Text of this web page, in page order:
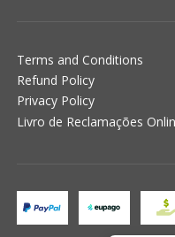
Terms and Conditions
Refund Policy
Privacy Policy
Livro de Reclamações